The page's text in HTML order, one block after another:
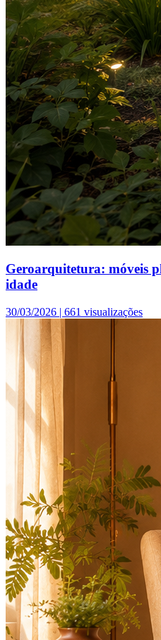
Geroarquitetura: móveis
idade
30/03/2026 | 661 visualizações